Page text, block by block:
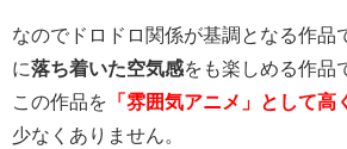
なのでドロドロ関係が基調となる作品
に落ち着いた空気感をも楽しめる作品
この作品を 「雰囲気アニメ」として高
少なくありません。